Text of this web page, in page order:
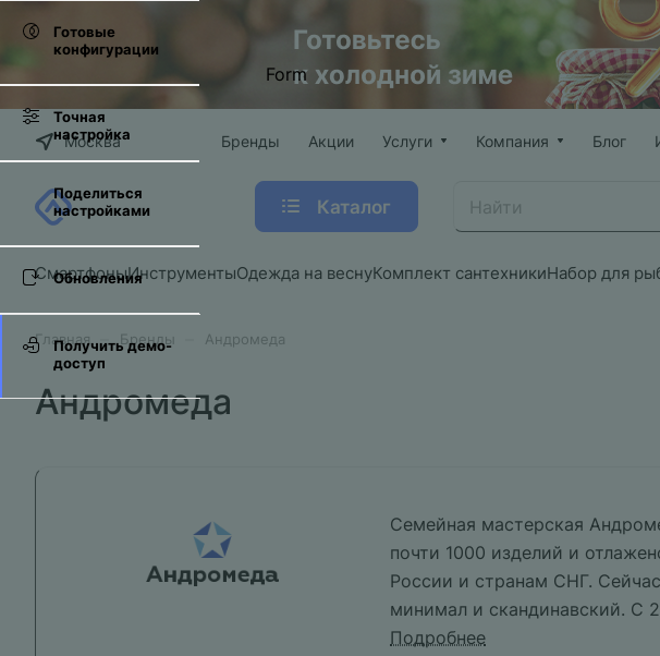
Москва Бренды Акции Услуги Компания Блог
Каталог
СмартфоныИнструментыОдежда на веснуКомплект сантехникиНабор для
Главная – Бренды Андромеда
Андромеда
Семейная мастерская
почти 1000 изделий и
России и странам СНГ.
минимал и скандинавский. С
средиземноморский, но мода
Подробнее
Готовые
конфигурации
Точная
настройка
Поделиться
настройками
Обновления
Получить демо-
доступ
Form